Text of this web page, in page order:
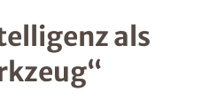
als